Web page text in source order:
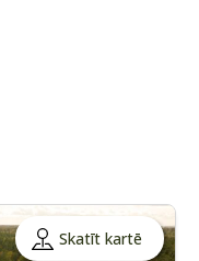
Skatīt kartē